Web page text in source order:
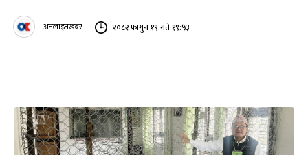
अनलाइनखबर २०८२ फागुन १९ गते १९:५३